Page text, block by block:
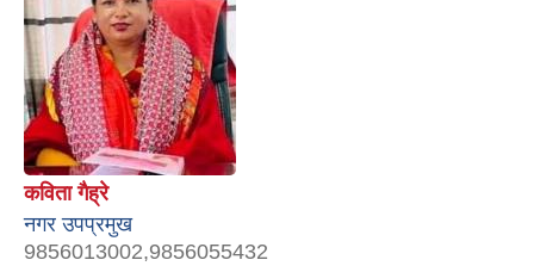
कविता गैह्रे
नगर उपप्रमुख
9856013002,9856055432